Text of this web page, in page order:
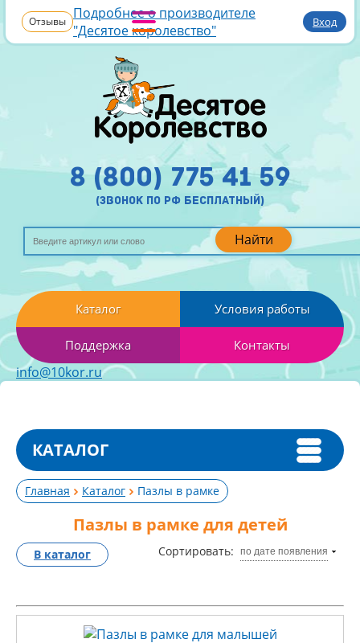
Отзывы Подробнее о производителе
"Десятое королевство"
Вход
Найти
8 (800) 775 41 59
(звонок по рф бесплатный)
Каталог Условия работы
Поддержка Контакты
info@10kor.ru
КАТАЛОГ
Главная Каталог Пазлы в рамке
Пазлы в рамке для детей
Сортировать: по дате появления
В каталог